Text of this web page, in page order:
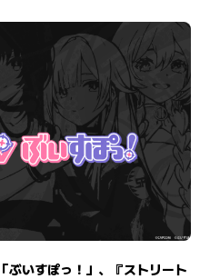
すぽっ！」、『ストリート